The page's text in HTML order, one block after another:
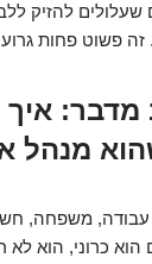
שעלולים להזיק
זה פשוט פחות
מדבר:
מנהל
עבודה, משפחה,
כרוני, הוא